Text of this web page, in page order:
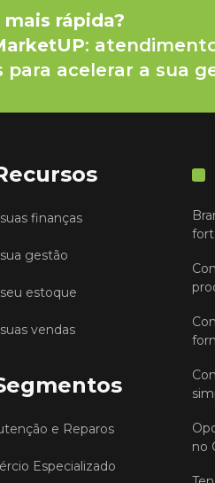
rápida?
:
acelerar a sua
finanças
gestão
seu estoque
vendas
e Reparos
Especializado
no